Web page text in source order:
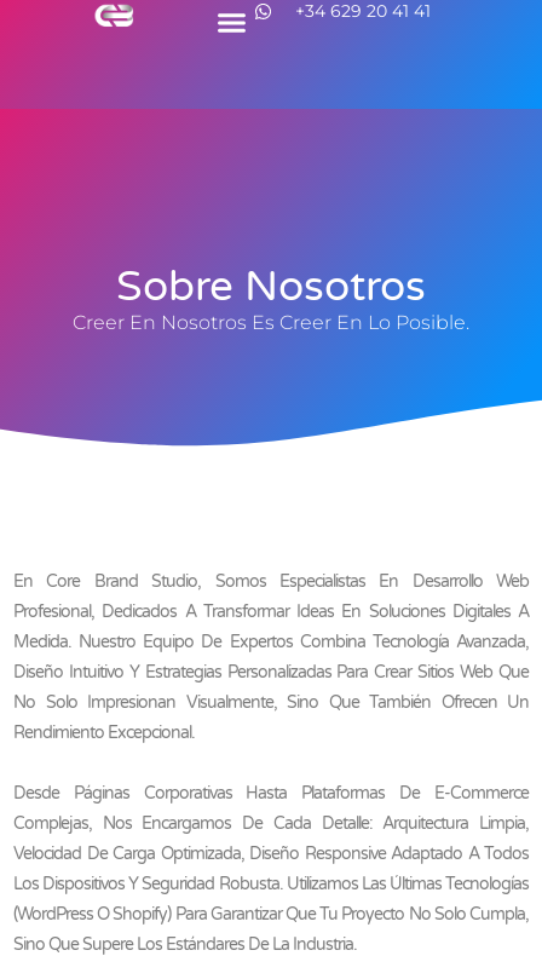
+34 629 20 41 41
Sobre Nosotros
Creer En Nosotros Es Creer En Lo Posible.
En Core Brand Studio, Somos Especialistas En Desarrollo Web
Profesional, Dedicados A Transformar Ideas En Soluciones Digitales A
Medida. Nuestro Equipo De Expertos Combina Tecnología Avanzada,
Diseño Intuitivo Y Estrategias Personalizadas Para Crear Sitios Web Que
No Solo Impresionan Visualmente, Sino Que También Ofrecen Un
Rendimiento Excepcional.
Desde Páginas Corporativas Hasta Plataformas De E-Commerce
Complejas, Nos Encargamos De Cada Detalle: Arquitectura Limpia,
Velocidad De Carga Optimizada, Diseño Responsive Adaptado A Todos
Los Dispositivos Y Seguridad Robusta. Utilizamos Las Últimas Tecnologías
(WordPress O Shopify) Para Garantizar Que Tu Proyecto No Solo Cumpla,
Sino Que Supere Los Estándares De La Industria.